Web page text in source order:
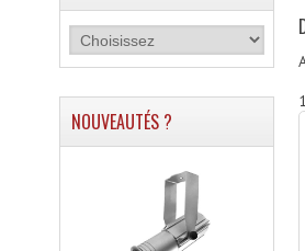
NOUVEAUTÉS ?